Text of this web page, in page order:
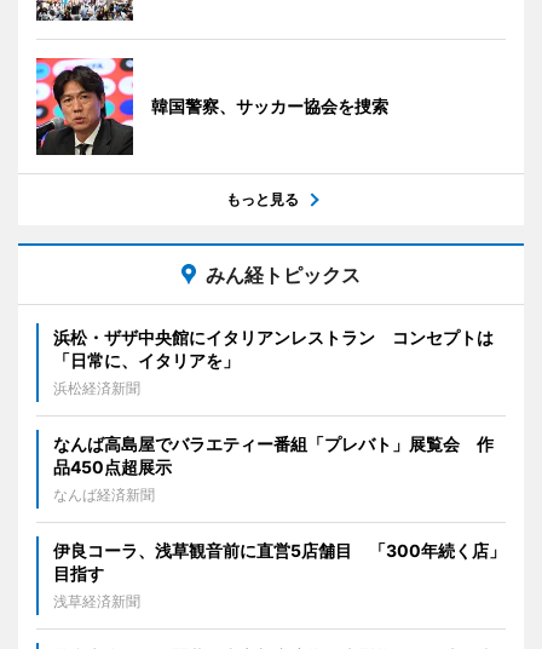
韓国警察、サッカー協会を捜索
もっと見る
みん経トピックス
浜松・ザザ中央館にイタリアンレストラン コンセプトは
「日常に、イタリアを」
浜松経済新聞
なんば高島屋でバラエティー番組「プレバト」展覧会 作
品450点超展示
なんば経済新聞
伊良コーラ、浅草観音前に直営5店舗目 「300年続く店」
目指す
浅草経済新聞